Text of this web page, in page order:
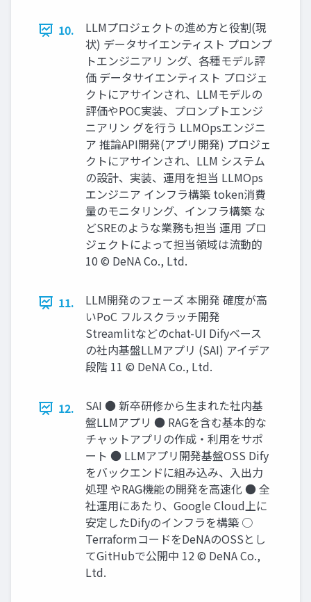
10.
LLMプロジェクトの進め⽅と役割(現
状) データサイエンティスト プロンプ
トエンジニアリ ング、各種モデル評
価 データサイエンティスト プロジェ
クトにアサインされ、LLMモデルの
評価やPOC実装、プロンプトエンジ
ニアリン グを⾏う LLMOpsエンジニ
ア 推論API開発(アプリ開発) プロジェ
クトにアサインされ、LLM システム
の設計、実装、運⽤を担当 LLMOps
エンジニア インフラ構築 token消費
量のモニタリング、インフラ構築 な
どSREのような業務も担当 運⽤ プロ
ジェクトによって担当領域は流動的
10 © DeNA Co., Ltd.
11.
LLM開発のフェーズ 本開発 確度が⾼
いPoC フルスクラッチ開発
Streamlitなどのchat-UI Difyベース
の社内基盤LLMアプリ (SAI) アイデア
段階 11 © DeNA Co., Ltd.
12.
SAI ● 新卒研修から⽣まれた社内基
盤LLMアプリ ● RAGを含む基本的な
チャットアプリの作成‧利⽤をサポ
ート ● LLMアプリ開発基盤OSS Dify
をバックエンドに組み込み、⼊出⼒
処理 やRAG機能の開発を⾼速化 ● 全
社運⽤にあたり、Google Cloud上に
安定したDifyのインフラを構築 ○
TerraformコードをDeNAのOSSとし
てGitHubで公開中 12 © DeNA Co.,
Ltd.